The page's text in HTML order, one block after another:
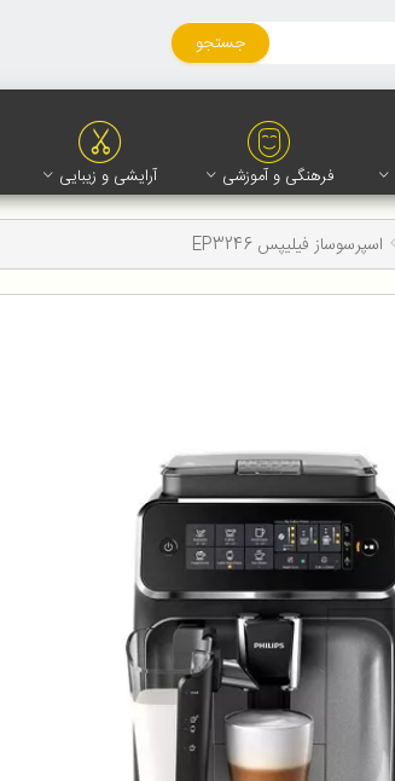
جستجو
فرهنگی و آموزشی آرایشی و زیبایی
اسپرسوساز فیلیپس EP3246